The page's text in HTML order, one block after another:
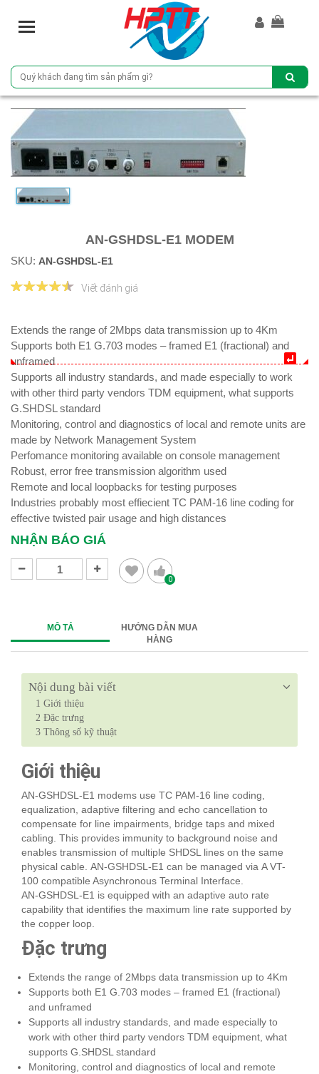
T
l
e
n
v
i
a
n
AN-GSHDSL-E1 MODEM
SKU: AN-GSHDSL-E1
Viết đánh giá
Extends the range of 2Mbps data transmission up to 4Km
Supports both E1 G.703 modes – framed E1 (fractional) and
unframed
Supports all industry standards, and made especially to work
with other third party vendors TDM equipment, what supports
G.SHDSL standard
Monitoring, control and diagnostics of local and remote units are
made by Network Management System
Perfomance monitoring available on console management
Robust, error free transmission algorithm used
Remote and local loopbacks for testing purposes
Industries probably most effiecient TC PAM-16 line coding for
effective twisted pair usage and high distances
NHẬN BÁO GIÁ
0
MÔ TẢ
HƯỚNG DẪN MUA
HÀNG
Nội dung bài viết
1 Giới thiệu
2 Đặc trưng
3 Thông số kỹ thuật
Giới thiệu
AN-GSHDSL-E1 modems use TC PAM-16 line coding,
equalization, adaptive filtering and echo cancellation to
compensate for line impairments, bridge taps and mixed
cabling. This provides immunity to background noise and
enables transmission of multiple SHDSL lines on the same
physical cable. AN-GSHDSL-E1 can be managed via A VT-
100 compatible Asynchronous Terminal Interface.
AN-GSHDSL-E1 is equipped with an adaptive auto rate
capability that identifies the maximum line rate supported by
the copper loop.
Đặc trưng
Extends the range of 2Mbps data transmission up to 4Km
Supports both E1 G.703 modes – framed E1 (fractional)
and unframed
Supports all industry standards, and made especially to
work with other third party vendors TDM equipment, what
supports G.SHDSL standard
Monitoring, control and diagnostics of local and remote